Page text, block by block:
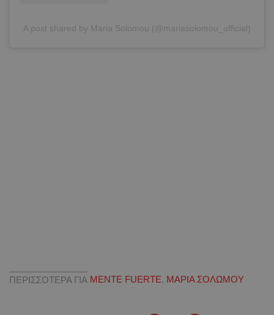
A post shared by Maria Solomou (@mariasolomou_official)
ΠΕΡΙΣΣΟΤΕΡΑ ΓΙΑ MENTE FUERTE, ΜΑΡΙΑ ΣΟΛΩΜΟΥ